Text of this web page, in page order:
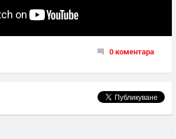
0 коментара